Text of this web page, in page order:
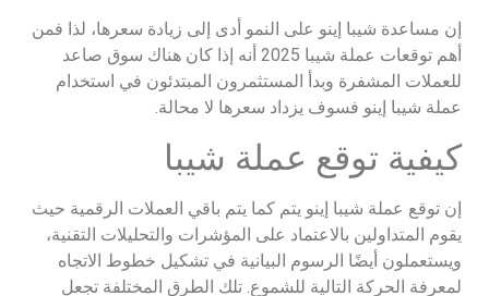
إن مساعدة شيبا إينو على النمو أدى إلى زيادة سعرها، لذا فمن
أهم توقعات عملة شيبا 2025 أنه إذا كان هناك سوق صاعد
للعملات المشفرة وبدأ المستثمرون المبتدئون في استخدام
عملة شيبا إينو فسوف يزداد سعرها لا محالة.
كيفية توقع عملة شيبا
إن توقع عملة شيبا إينو يتم كما يتم باقي العملات الرقمية حيث
يقوم المتداولين بالاعتماد على المؤشرات والتحليلات التقنية،
ويستعملون أيضًا الرسوم البيانية في تشكيل خطوط الاتجاه
لمعرفة الحركة التالية للشموع. تلك الطرق المختلفة تجعل